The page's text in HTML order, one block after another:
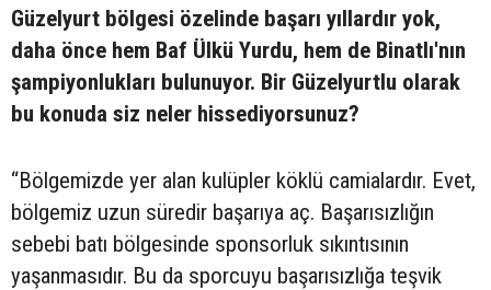
Güzelyurt bölgesi özelinde başarı yıllardır yok,
daha önce hem Baf Ülkü Yurdu, hem de Binatlı'nın
şampiyonlukları bulunuyor. Bir Güzelyurtlu olarak
bu konuda siz neler hissediyorsunuz?
“Bölgemizde yer alan kulüpler köklü camialardır. Evet,
bölgemiz uzun süredir başarıya aç. Başarısızlığın
sebebi batı bölgesinde sponsorluk sıkıntısının
yaşanmasıdır. Bu da sporcuyu başarısızlığa teşvik